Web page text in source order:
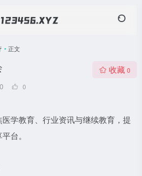
• 正文
0 0
收藏 0
学教育、行业资讯与继续教育，提
台。